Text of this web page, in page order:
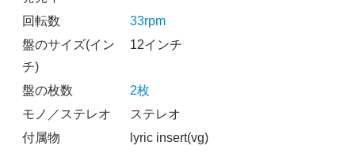
回転数
33rpm
盤のサイズ(イン
チ)
12インチ
盤の枚数
2枚
モノ／ステレオ
ステレオ
付属物
lyric insert(vg)